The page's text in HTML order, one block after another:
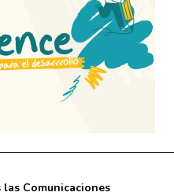
Comunicaciones